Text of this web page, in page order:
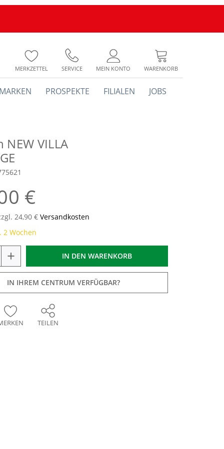
MERKZETTEL SERVICE MEIN KONTO WARENKORB
PROSPEKTE FILIALEN JOBS
NEW VILLA
€
24,90 € Versandkosten
2 Wochen
+ IN DEN WARENKORB
IN IHREM CENTRUM VERFÜGBAR?
TEILEN